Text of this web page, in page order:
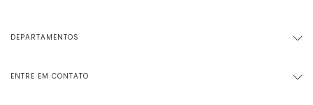
DEPARTAMENTOS
ENTRE EM CONTATO